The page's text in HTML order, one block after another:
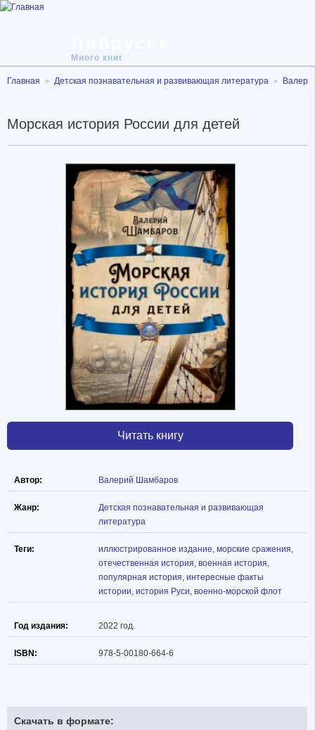
Много книг
Главная Детская познавательная и развивающая литература
Морская история России для детей
Читать книгу
Автор: Валерий Шамбаров
Жанр:
Детская познавательная и развивающая
литература
Теги: иллюстрированное издание, морские сражения,
отечественная история, военная история,
популярная история, интересные факты
истории, история Руси, военно-морской флот
Год издания: 2022 год.
ISBN: 978-5-00180-664-6
Скачать в формате: